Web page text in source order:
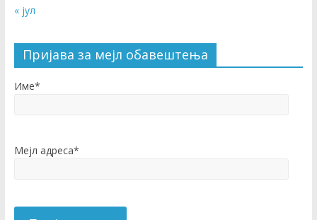
« јул
Пријава за мејл обавештења
Име*
Мејл адреса*